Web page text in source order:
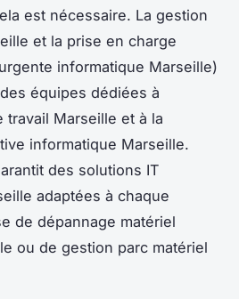
est nécessaire. La gestion
et la prise en charge
informatique Marseille)
équipes dédiées à
travail Marseille et à la
informatique Marseille.
des solutions IT
adaptées à chaque
de dépannage matériel
ou de gestion parc matériel